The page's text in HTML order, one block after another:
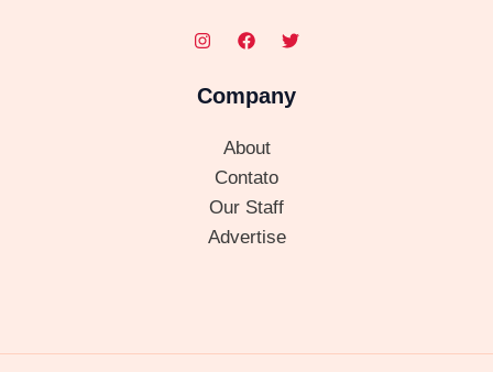
Company
About
Contato
Our Staff
Advertise